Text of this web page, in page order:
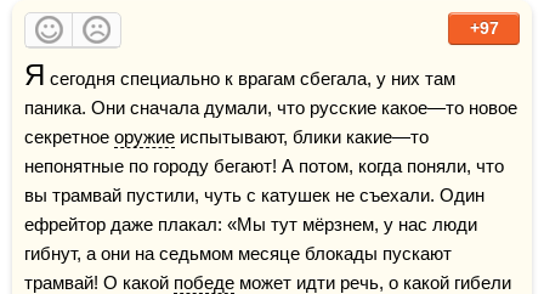
+97
Я сегодня специально к врагам сбегала, у них там
паника. Они сначала думали, что русские какое—то новое
секретное оружие испытывают, блики какие—то
непонятные по городу бегают! А потом, когда поняли, что
вы трамвай пустили, чуть с катушек не съехали. Один
ефрейтор даже плакал: «Мы тут мёрзнем, у нас люди
гибнут, а они на седьмом месяце блокады пускают
трамвай! О какой победе может идти речь, о какой гибели